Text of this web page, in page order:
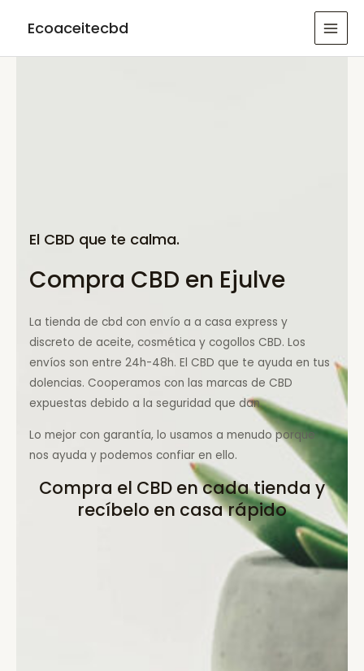
Ecoaceitecbd
El CBD que te calma.
Compra CBD en Ejulve
La tienda de cbd con envío a a casa express y
discreto de aceite, cosmética y cogollos CBD. Los
envíos son entre 24h-48h. El CBD que te ayuda en tus
dolencias. Cooperamos con las marcas de CBD
expuestas debido a la seguridad que dan.
Lo mejor con garantía, lo usamos a menudo porque
nos ayuda y podemos confiar en ello.
Compra el CBD en cada tienda y
recíbelo en casa rápido